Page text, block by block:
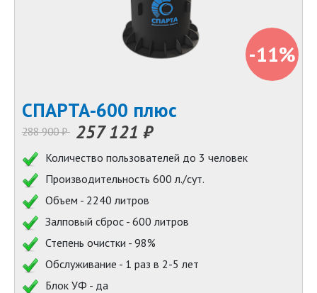
-11%
СПАРТА-600 плюс
288 900 ₽ 257 121 ₽
Количество пользователей до 3 человек
Производительность 600 л./сут.
Объем - 2240 литров
Залповый сброс - 600 литров
Степень очистки - 98%
Обслуживание - 1 раз в 2-5 лет
Блок УФ - да